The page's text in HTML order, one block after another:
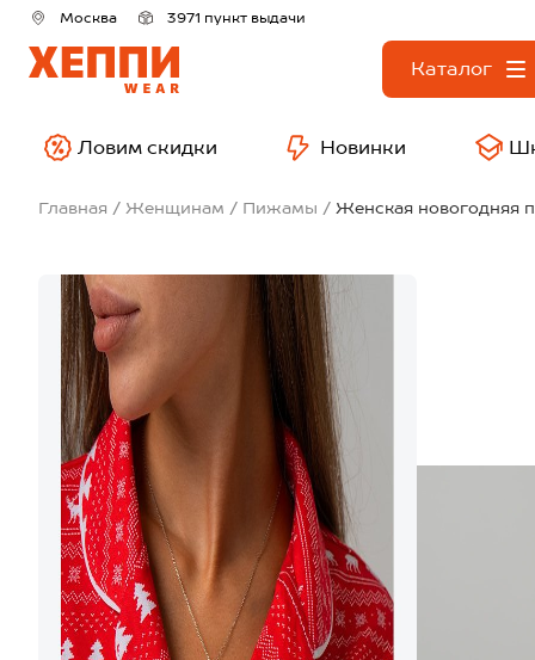
Москва 3971 пункт выдачи
Каталог
Ловим скидки Новинки
Главная Женщинам Пижамы Женская новогодняя